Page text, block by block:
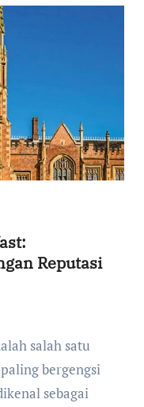
Reputasi
bergengsi
sebagai